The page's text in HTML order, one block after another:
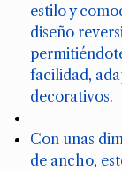
estilo y
diseño
facilidad,
decorativos.
Con unas
de ancho,